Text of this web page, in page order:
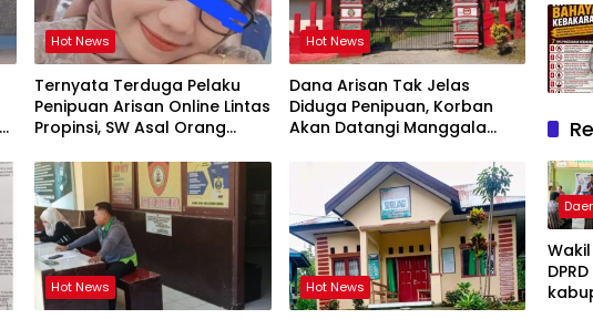
Hot News
Ternyata Terduga Pelaku
Penipuan Arisan Online Lintas
Propinsi, SW Asal Orang
Hot News
Dana Arisan Tak Jelas
Diduga Penipuan, Korban
Akan Datangi Manggala
Kepala Balai Kehutanan
Bulurokeng Turun Tangan
Hot News Hot News
DPRD